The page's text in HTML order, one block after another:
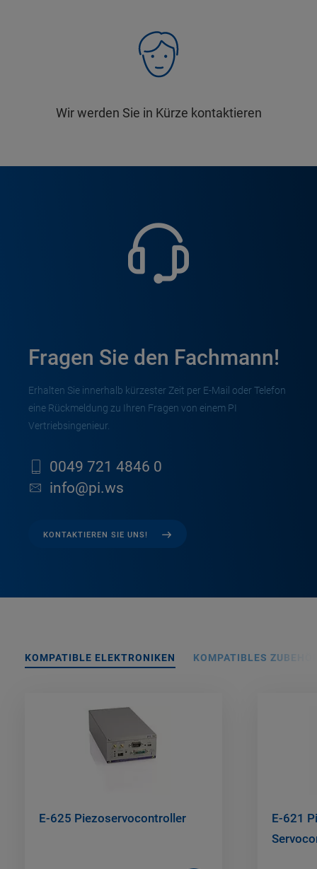
Wir werden Sie in Kürze kontaktieren
Fragen Sie den Fachmann!
Erhalten Sie innerhalb kürzester Zeit per E-Mail oder Telefon
eine Rückmeldung zu Ihren Fragen von einem PI
Vertriebsingenieur.
0049 721 4846 0
info@pi.ws
KONTAKTIEREN SIE UNS!
KOMPATIBLE ELEKTRONIKEN KOMPATIBLES
E-625 Piezoservocontroller
E-621